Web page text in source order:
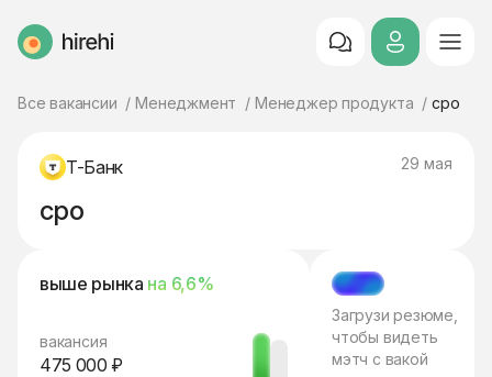
HireHi
Все вакансии Менеджмент Менеджер продукта cpo
Т-Банк 29 мая
cpo
выше рынка на 6,6%
вакансия
475 000 ₽
МЭТЧ
Загрузи резюме,
чтобы видеть
мэтч с вакой